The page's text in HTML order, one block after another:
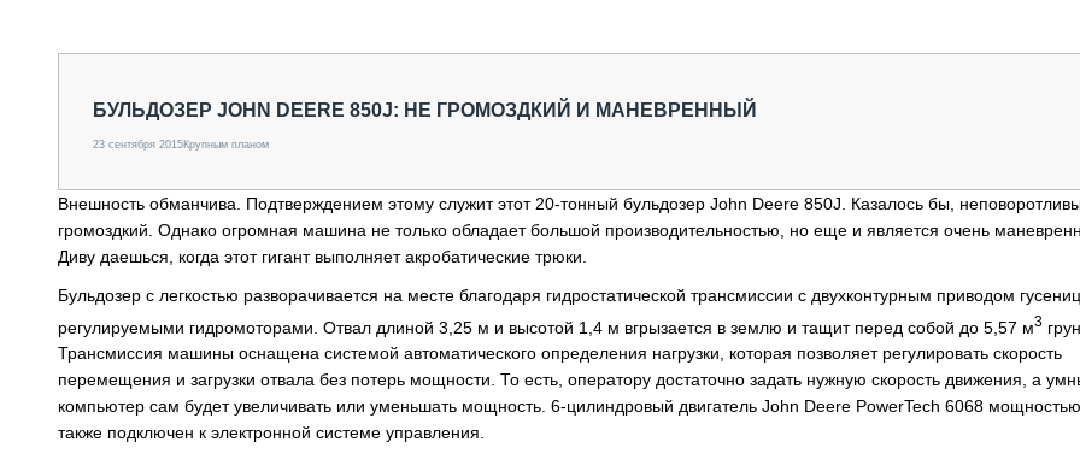
БУЛЬДОЗЕР JOHN DEERE 850J: НЕ ГРОМОЗДКИЙ И МАНЕВРЕННЫЙ
23 сентября 2015Крупным планом
Внешность обманчива. Подтверждением этому служит этот 20-тонный бульдозер John Deere 850J. Казалось бы,
громоздкий. Однако огромная машина не только обладает большой производительностью, но еще и является очень
Диву даешься, когда этот гигант выполняет акробатические трюки.
Бульдозер с легкостью разворачивается на месте благодаря гидростатической трансмиссии с двухконтурным приводом
регулируемыми гидромоторами. Отвал длиной 3,25 м и высотой 1,4 м вгрызается в землю и тащит перед собой до 5,57 м3
Трансмиссия машины оснащена системой автоматического определения нагрузки, которая позволяет регулировать скорость
перемещения и загрузки отвала без потерь мощности. То есть, оператору достаточно задать нужную скорость движения, а
компьютер сам будет увеличивать или уменьшать мощность. 6-цилиндровый двигатель John Deere PowerTech 6068
также подключен к электронной системе управления.